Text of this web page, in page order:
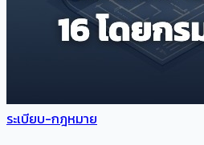
ระเบียบ-กฎหมาย